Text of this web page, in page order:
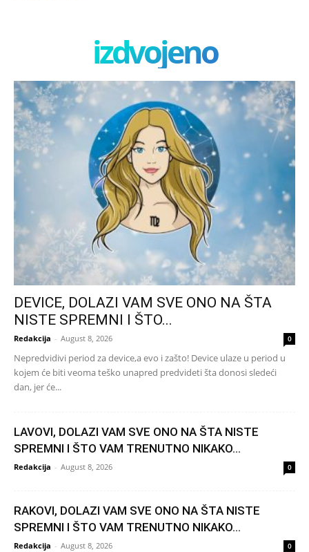
izdvojeno
DEVICE, DOLAZI VAM SVE ONO NA ŠTA
NISTE SPREMNI I ŠTO...
Redakcija - August 8, 2026 0
Nepredvidivi period za device,a evo i zašto! Device ulaze u period u
kojem će biti veoma teško unapred predvideti šta donosi sledeći
dan, jer će...
LAVOVI, DOLAZI VAM SVE ONO NA ŠTA NISTE
SPREMNI I ŠTO VAM TRENUTNO NIKAKO...
Redakcija - August 8, 2026 0
RAKOVI, DOLAZI VAM SVE ONO NA ŠTA NISTE
SPREMNI I ŠTO VAM TRENUTNO NIKAKO...
Redakcija - August 8, 2026 0